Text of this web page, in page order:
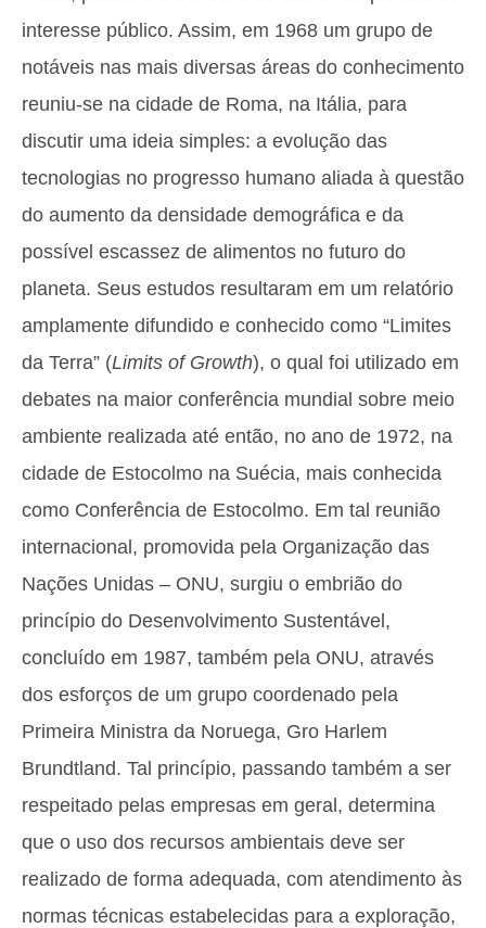
interesse público. Assim, em 1968 um grupo de
notáveis nas mais diversas áreas do conhecimento
reuniu-se na cidade de Roma, na Itália, para
discutir uma ideia simples: a evolução das
tecnologias no progresso humano aliada à questão
do aumento da densidade demográfica e da
possível escassez de alimentos no futuro do
planeta. Seus estudos resultaram em um relatório
amplamente difundido e conhecido como “Limites
da Terra” (Limits of Growth), o qual foi utilizado em
debates na maior conferência mundial sobre meio
ambiente realizada até então, no ano de 1972, na
cidade de Estocolmo na Suécia, mais conhecida
como Conferência de Estocolmo. Em tal reunião
internacional, promovida pela Organização das
Nações Unidas – ONU, surgiu o embrião do
princípio do Desenvolvimento Sustentável,
concluído em 1987, também pela ONU, através
dos esforços de um grupo coordenado pela
Primeira Ministra da Noruega, Gro Harlem
Brundtland. Tal princípio, passando também a ser
respeitado pelas empresas em geral, determina
que o uso dos recursos ambientais deve ser
realizado de forma adequada, com atendimento às
normas técnicas estabelecidas para a exploração,